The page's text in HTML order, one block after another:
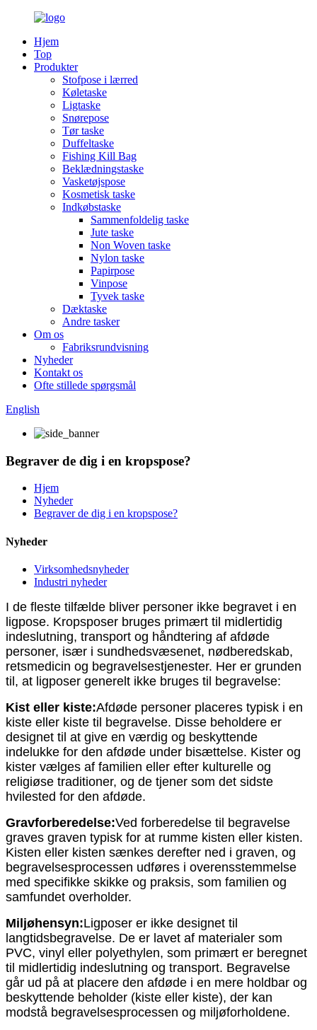
Hjem
Top
Produkter
Stofpose i lærred
Køletaske
Ligtaske
Snørepose
Tør taske
Duffeltaske
Fishing Kill Bag
Beklædningstaske
Vasketøjspose
Kosmetisk taske
Indkøbstaske
Sammenfoldelig taske
Jute taske
Non Woven taske
Nylon taske
Papirpose
Vinpose
Tyvek taske
Dæktaske
Andre tasker
Om os
Fabriksrundvisning
Nyheder
Kontakt os
Ofte stillede spørgsmål
English
Begraver de dig i en kropspose?
Hjem
Nyheder
Begraver de dig i en kropspose?
Nyheder
Virksomhedsnyheder
Industri nyheder
I de fleste tilfælde bliver personer ikke begravet i en
ligpose. Kropsposer bruges primært til midlertidig
indeslutning, transport og håndtering af afdøde
personer, især i sundhedsvæsenet, nødberedskab,
retsmedicin og begravelsestjenester. Her er grunden
til, at ligposer generelt ikke bruges til begravelse:
Kist eller kiste:Afdøde personer placeres typisk i en
kiste eller kiste til begravelse. Disse beholdere er
designet til at give en værdig og beskyttende
indelukke for den afdøde under bisættelse. Kister og
kister vælges af familien eller efter kulturelle og
religiøse traditioner, og de tjener som det sidste
hvilested for den afdøde.
Gravforberedelse:Ved forberedelse til begravelse
graves graven typisk for at rumme kisten eller kisten.
Kisten eller kisten sænkes derefter ned i graven, og
begravelsesprocessen udføres i overensstemmelse
med specifikke skikke og praksis, som familien og
samfundet overholder.
Miljøhensyn:Ligposer er ikke designet til
langtidsbegravelse. De er lavet af materialer som
PVC, vinyl eller polyethylen, som primært er beregnet
til midlertidig indeslutning og transport. Begravelse
går ud på at placere den afdøde i en mere holdbar og
beskyttende beholder (kiste eller kiste), der kan
modstå begravelsesprocessen og miljøforholdene.